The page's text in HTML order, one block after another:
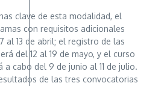
clave de esta modalidad, el
con requisitos adicionales
al 13 de abril; el registro de las
del 12 al 19 de mayo, y el curso
cabo del 9 de junio al 11 de julio.
de las tres convocatorias